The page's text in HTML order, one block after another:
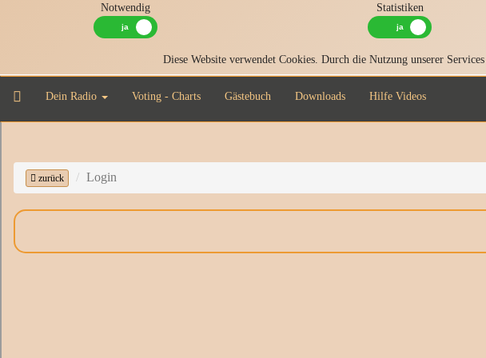
Notwendig Statistiken
Diese Website verwendet Cookies. Durch die Nutzung unserer
Dein Radio Voting - Charts Gästebuch Downloads Hilfe Videos
zurück Login